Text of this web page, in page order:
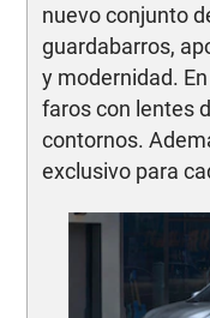
nuevo conjunto
guardabarros,
y modernidad.
faros con lentes
contornos.
exclusivo para